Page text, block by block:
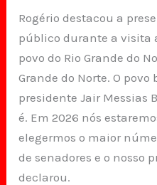
Rogério destacou a
público durante a visita
povo do Rio Grande do
Grande do Norte. O
presidente Jair Messias
é. Em 2026 nós
elegermos o maior
de senadores e o nosso
declarou.